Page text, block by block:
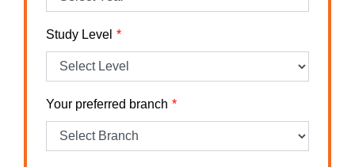
Study Level
Your preferred branch